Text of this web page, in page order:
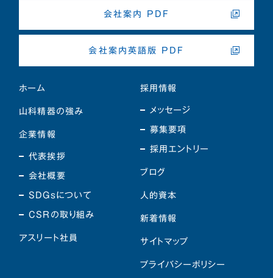
会社案内 PDF
会社案内英語版 PDF
ホーム
山科精器の強み
企業情報
代表挨拶
会社概要
SDGsについて
CSRの取り組み
アスリート社員
採用情報
メッセージ
募集要項
採用エントリー
ブログ
人的資本
新着情報
サイトマップ
プライバシーポリシー